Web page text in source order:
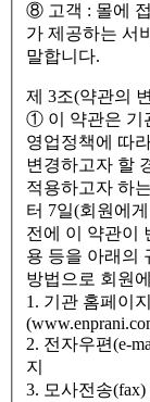
⑧ 고객 : 몰에
가 제공하는 서
말합니다.
제 3조(약관의
① 이 약관은 기
영업정책에 따
변경하고자 할
적용하고자 하
터 7일(회원에
전에 이 약관이
용 등을 아래의
방법으로 회원
1. 기관 홈페이
2. 전자우편(e-
지
3. 모사전송(fax)